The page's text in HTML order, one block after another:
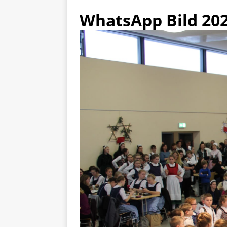
WhatsApp Bild